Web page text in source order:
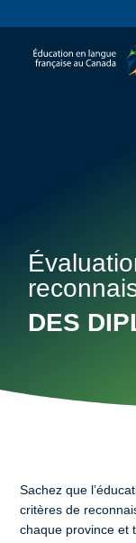
DES
Sachez que
critères de
chaque province et